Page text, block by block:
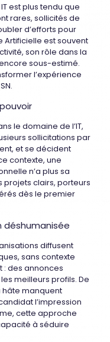
est plus tendu que
rares, sollicités de
d’efforts pour
Artificielle est souvent
son rôle dans la
sous-estimé.
l’expérience
le domaine de l’IT,
sollicitations par
et se décident
contexte, une
n’a plus sa
projets clairs, porteurs
dès le premier
déshumanisée
diffusent
sans contexte
: des annonces
meilleurs profils. De
manquent
l’impression
cette approche
à séduire